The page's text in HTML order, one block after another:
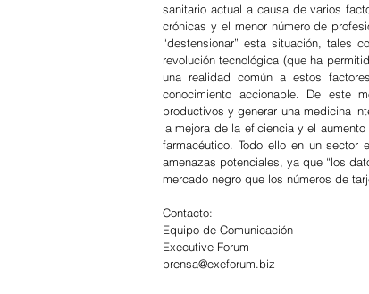
sanitario actual a causa de varios
crónicas y el menor número de
“destensionar” esta situación, tales
revolución tecnológica (que ha
una realidad común a estos
conocimiento accionable. De este
productivos y generar una medicina
la mejora de la eficiencia y el
farmacéutico. Todo ello en un
amenazas potenciales, ya que “los
mercado negro que los números de
Contacto:
Equipo de Comunicación
Executive Forum
prensa@exeforum.biz